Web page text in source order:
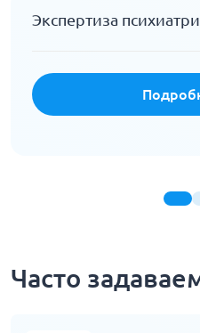
Экспертиза
Часто